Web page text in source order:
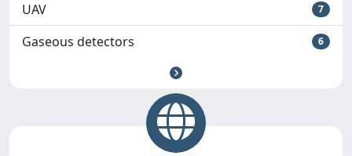
UAV 7
Gaseous detectors 6